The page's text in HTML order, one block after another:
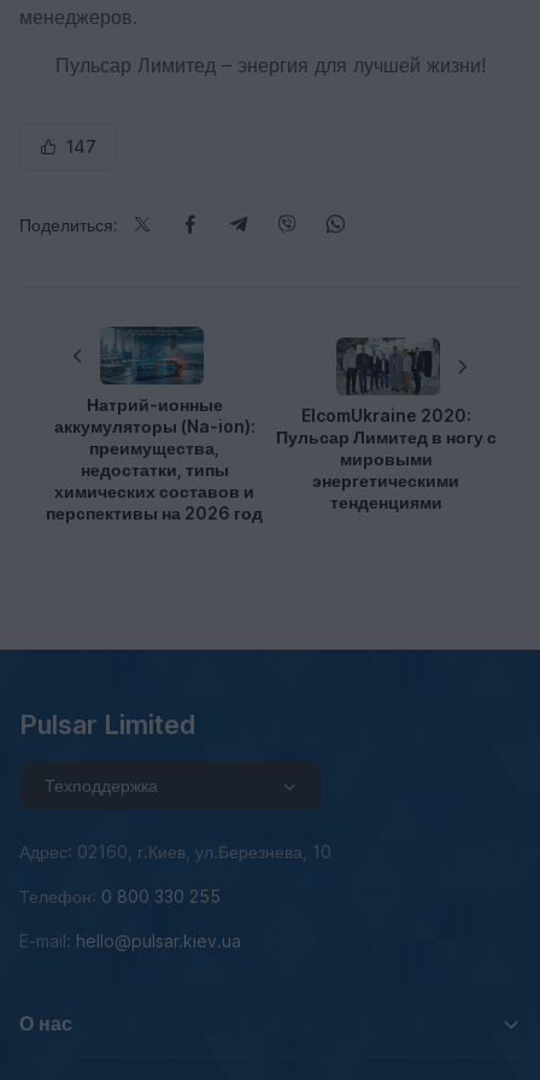
менеджеров.
Пульсар Лимитед – энергия для лучшей жизни!
147
Поделиться:
Натрий-ионные
аккумуляторы (Na-ion):
преимущества,
недостатки, типы
химических составов и
перспективы на 2026 год
ElcomUkraine 2020:
Пульсар Лимитед в ногу с
мировыми
энергетическими
тенденциями
Pulsar Limited
Техподдержка
Адрес: 02160, г.Киев, ул.Березнева, 10
Телефон: 0 800 330 255
E-mail: hello@pulsar.kiev.ua
О нас